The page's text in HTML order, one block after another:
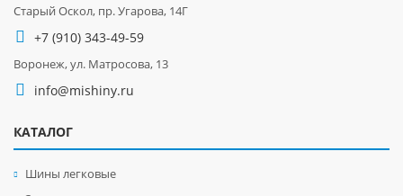
Старый Оскол, пр. Угарова, 14Г
+7 (910) 343-49-59
Воронеж, ул. Матросова, 13
info@mishiny.ru
КАТАЛОГ
Шины легковые